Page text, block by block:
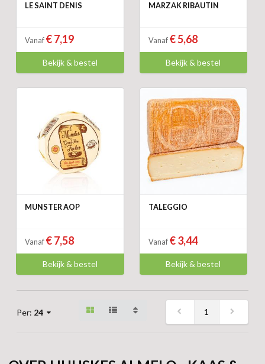
LE SAINT DENIS
Vanaf € 7,19
Bekijk & bestel
MARZAK RIBAUTIN
Vanaf € 5,68
Bekijk & bestel
MUNSTER AOP
Vanaf € 7,58
Bekijk & bestel
TALEGGIO
Vanaf € 3,44
Bekijk & bestel
Per: 24 1